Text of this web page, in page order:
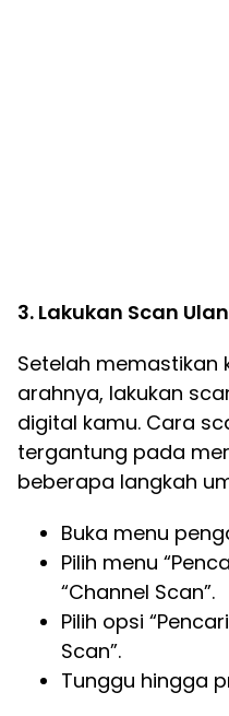
3. Lakukan Scan
Setelah memastikan
arahnya, lakukan
digital kamu. Cara
tergantung pada
beberapa langkah
Buka menu
Pilih menu
“Channel Scan”.
Pilih opsi
Scan”.
Tunggu hingga